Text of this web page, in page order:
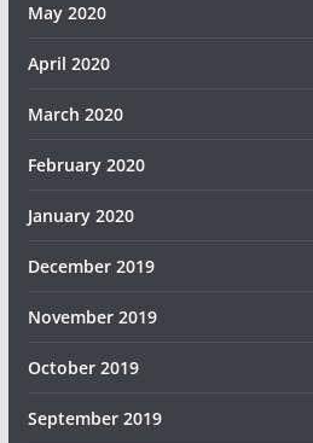
May 2020
April 2020
March 2020
February 2020
January 2020
December 2019
November 2019
October 2019
September 2019